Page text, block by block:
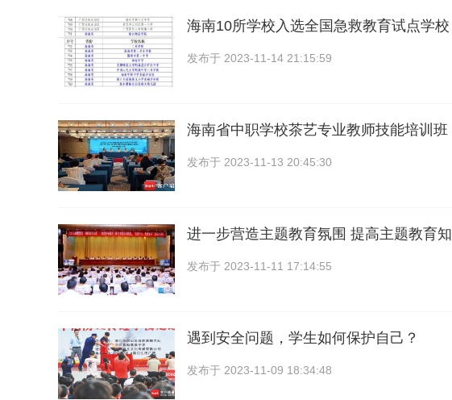
海南10所学校入选全国急救教育试点学校
发布于 2023-11-14 21:15:59
海南省中职学校茶艺专业教师技能培训班
发布于 2023-11-13 20:45:30
进一步营造主题教育氛围 提高主题教育知
发布于 2023-11-11 17:14:55
遇到安全问题，学生如何保护自己？
发布于 2023-11-09 18:34:48